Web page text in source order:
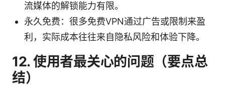
流媒体的解锁能力有限。
永久免费：很多免费VPN通过广告或限制来盈
利，实际成本往往来自隐私风险和体验下降。
12. 使用者最关心的问题（要点总
结）